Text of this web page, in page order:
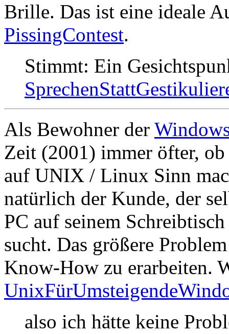
Brille. Das ist eine ideale
PissingContest.
Stimmt: Ein
Als Bewohner der
Zeit (2001) immer öfter,
auf UNIX / Linux Sinn
natürlich der Kunde, der
PC auf seinem
sucht. Das größere
Know-How zu erarbeiten.
also ich hätte keine